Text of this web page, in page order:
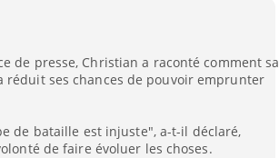
de presse, Christian a raconté comment sa
réduit ses chances de pouvoir emprunter
de bataille est injuste", a-t-il déclaré,
de faire évoluer les choses.